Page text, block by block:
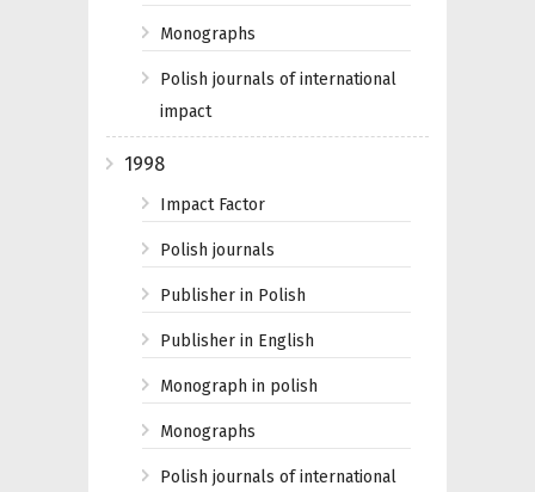
Monographs
Polish journals of international
impact
1998
Impact Factor
Polish journals
Publisher in Polish
Publisher in English
Monograph in polish
Monographs
Polish journals of international